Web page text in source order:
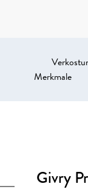
Merkmale
Givry